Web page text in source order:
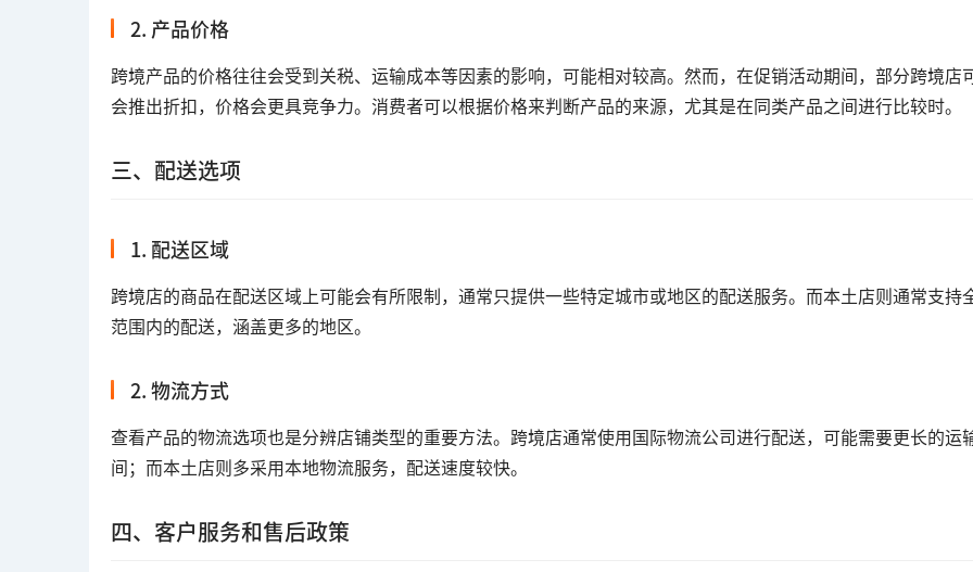
2. 产品价格
跨境产品的价格往往会受到关税、运输成本等因素的影响，可能相对较高。然而，在促销活动期间，部分跨境店
会推出折扣，价格会更具竞争力。消费者可以根据价格来判断产品的来源，尤其是在同类产品之间进行比较时。
三、配送选项
1. 配送区域
跨境店的商品在配送区域上可能会有所限制，通常只提供一些特定城市或地区的配送服务。而本土店则通常支持
范围内的配送，涵盖更多的地区。
2. 物流方式
查看产品的物流选项也是分辨店铺类型的重要方法。跨境店通常使用国际物流公司进行配送，可能需要更长的运
间；而本土店则多采用本地物流服务，配送速度较快。
四、客户服务和售后政策